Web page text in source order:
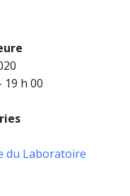
19 h 00
du Laboratoire